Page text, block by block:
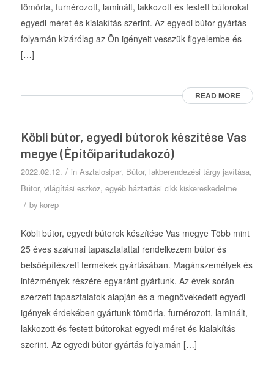
tömörfa, furnérozott, laminált, lakkozott és festett bútorokat
egyedi méret és kialakítás szerint. Az egyedi bútor gyártás
folyamán kizárólag az Ön igényeit vesszük figyelembe és
[…]
READ MORE
Köbli bútor, egyedi bútorok készítése Vas
megye (Építőiparitudakozó)
2022.02.12. / in Asztalosipar, Bútor, lakberendezési tárgy javítása,
Bútor, világítási eszköz, egyéb háztartási cikk kiskereskedelme
/ by korep
Köbli bútor, egyedi bútorok készítése Vas megye Több mint
25 éves szakmai tapasztalattal rendelkezem bútor és
belsőépítészeti termékek gyártásában. Magánszemélyek és
intézmények részére egyaránt gyártunk. Az évek során
szerzett tapasztalatok alapján és a megnövekedett egyedi
igények érdekében gyártunk tömörfa, furnérozott, laminált,
lakkozott és festett bútorokat egyedi méret és kialakítás
szerint. Az egyedi bútor gyártás folyamán […]